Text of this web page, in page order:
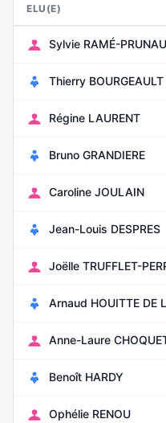
ELU(E)
Sylvie RAMÉ-
Thierry BOURGEAULT
Régine LAURENT
Bruno GRANDIERE
Caroline JOULAIN
Jean-Louis DESPRES
Joëlle TRUFFLET-
Arnaud HOUITTE DE
Anne-Laure
Benoît HARDY
Ophélie RENOU